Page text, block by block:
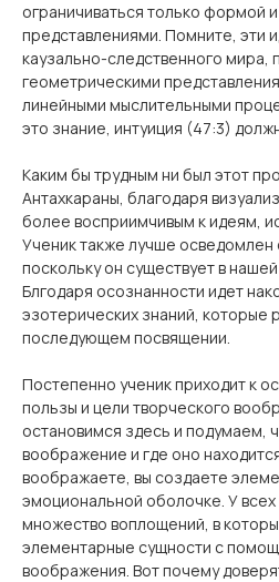
ограничиваться только формой
представлениями. Помните, эти
каузально-следственного
геометрическими
линейными мыслительными
это знание, интуиция (47:3)
Каким бы трудным ни был этот
Антахкараны, благодаря
более восприимчивым к идеям,
Ученик также лучше
поскольку он существует в
Блгодаря осознанности идет
эзотерических знаний, которые
последующем посвящении.
Постепенно ученик приходит к
пользы и цели творческого
остановимся здесь и подумаем,
воображение и где оно
воображаете, вы создаете
эмоциональной оболочке. У
множество воплощений, в
элементарные сущности с
воображения. Вот почему